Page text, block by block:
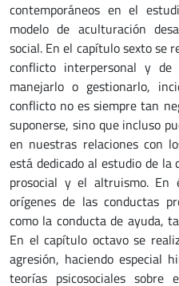
contemporáneos en el
modelo de aculturación
social. En el capítulo sexto se
conflicto interpersonal y
manejarlo o gestionarlo,
conflicto no es siempre tan
suponerse, sino que incluso
en nuestras relaciones con
está dedicado al estudio de la
prosocial y el altruismo. En
orígenes de las conductas
como la conducta de ayuda,
En el capítulo octavo se
agresión, haciendo especial
teorías psicosociales